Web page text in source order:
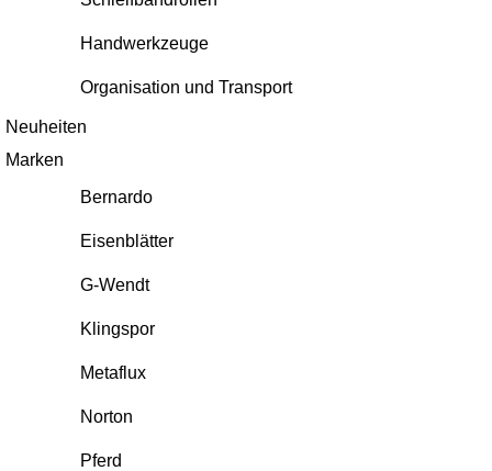
Handwerkzeuge
Organisation und Transport
Neuheiten
Marken
Bernardo
Eisenblätter
G-Wendt
Klingspor
Metaflux
Norton
Pferd